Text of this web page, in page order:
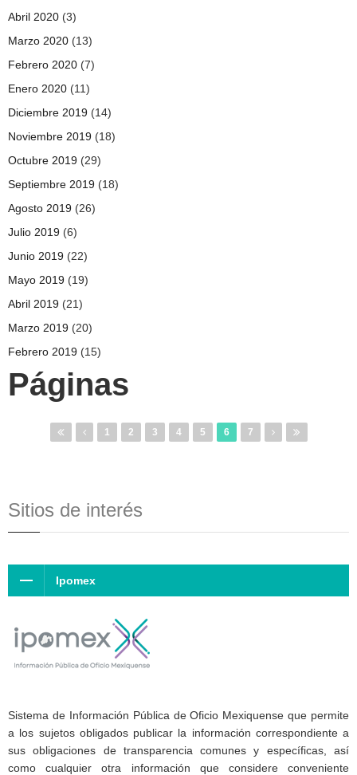
Abril 2020 (3)
Marzo 2020 (13)
Febrero 2020 (7)
Enero 2020 (11)
Diciembre 2019 (14)
Noviembre 2019 (18)
Octubre 2019 (29)
Septiembre 2019 (18)
Agosto 2019 (26)
Julio 2019 (6)
Junio 2019 (22)
Mayo 2019 (19)
Abril 2019 (21)
Marzo 2019 (20)
Febrero 2019 (15)
Páginas
1 2 3 4 5 6 7
Sitios de interés
Ipomex
Sistema de Información Pública de Oficio Mexiquense que permite
a los sujetos obligados publicar la información correspondiente a
sus obligaciones de transparencia comunes y específicas, así
como cualquier otra información que considere conveniente